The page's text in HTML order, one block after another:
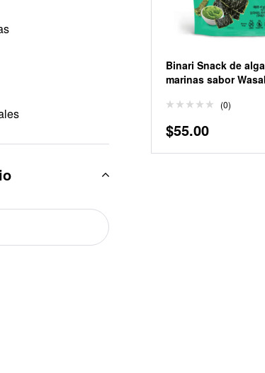
Binari Snack de
marinas sabor
(0)
$55.00